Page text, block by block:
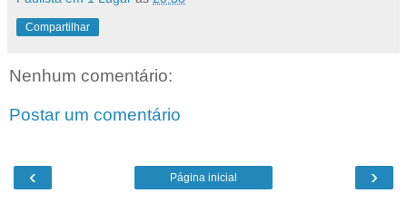
Compartilhar
Nenhum comentário:
Postar um comentário
‹ ›
Página inicial